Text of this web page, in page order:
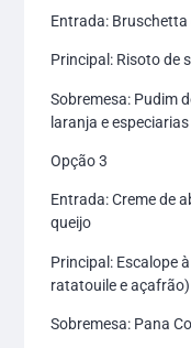
Entrada:
Principal: Risoto de
Sobremesa: Pudim
laranja e especiarias
Opção 3
Entrada: Creme de
queijo
Principal: Escalope
ratatouile e açafrão)
Sobremesa: Pana